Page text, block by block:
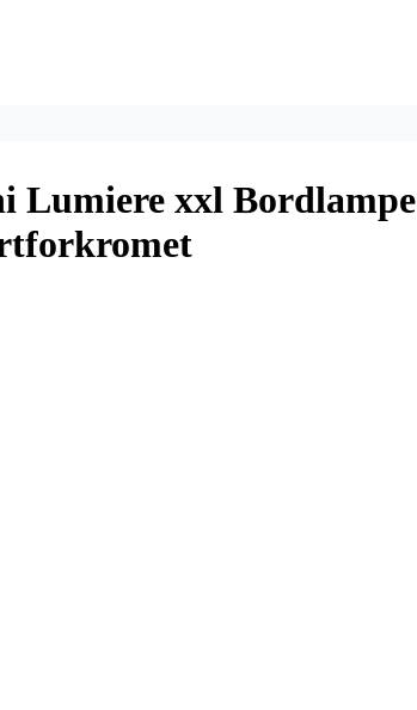
Lumiere xxl Bordlampe